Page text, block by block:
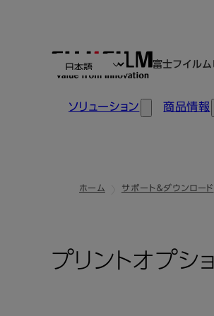
富士フイルム
ソリューション 商品情報
ホーム サポート＆ダウンロード
プリントオプシ